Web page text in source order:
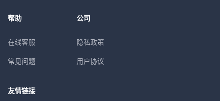
帮助
在线客服
常见问题
公司
隐私政策
用户协议
友情链接